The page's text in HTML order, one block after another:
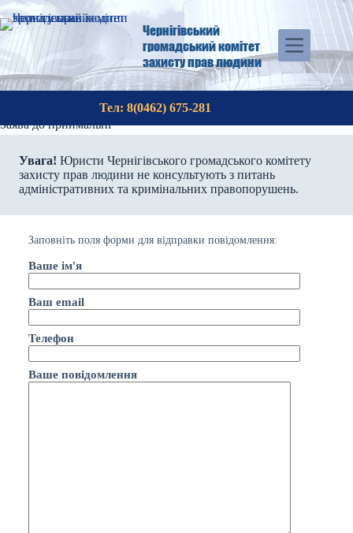
Перейти
до
вмісту
Чернігівський
громадський комітет
захисту прав людини
Тел: 8(0462) 675-281
Заява до приймальні
Увага! Юристи Чернігівського громадського комітету
захисту прав людини не консультують з питань
адміністративних та кримінальних правопорушень.
Заповніть поля форми для відправки повідомлення:
Ваше ім'я
Ваш email
Телефон
Ваше повідомлення